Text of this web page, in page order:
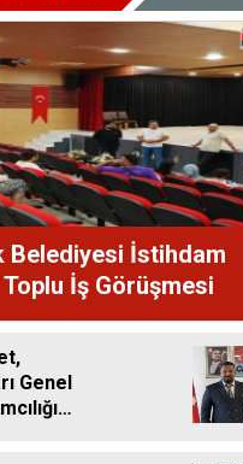
Belediyesi İstihdam
İş Görüşmesi
Genel